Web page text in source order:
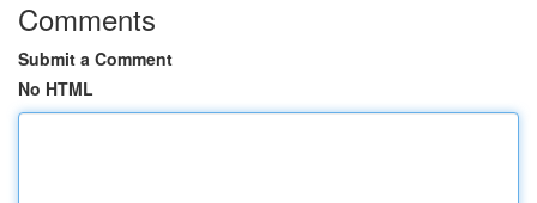
Comments
Submit a Comment
No HTML